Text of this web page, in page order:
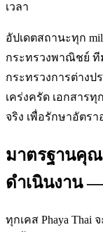
เวลา
อัปเดตสถานะทุก
กระทรวงพาณิชย์ ที
กระทรวงการต่างป
เคร่งครัด เอกสาร
จริง เพื่อรักษาอัตร
มาตรฐานคุ
ดำเนินงาน —
ทุกเคส Phaya